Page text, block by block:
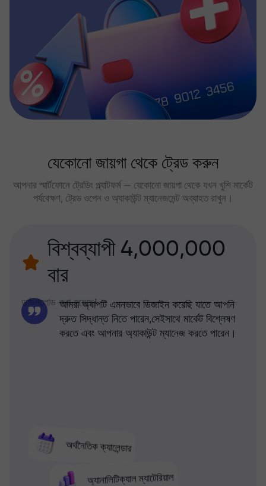
যেকোনো জায়গা থেকে ট্রেড করুন
আপনার স্মার্টফোনে ট্রেডিং প্ল্যাটফর্ম — যেকোনো জায়গা থেকে যখন খুশি মার্কেট
পর্যবেক্ষণ, ট্রেড ওপেন ও অ্যাকাউন্ট ম্যানেজমেন্ট অব্যাহত রাখুন।
বিশ্বব্যাপী 4,000,000
বার
ডাউনলোড করা হয়েছে!
অর্থনৈতিক ক্যালেন্ডার
অ্যানালিটিক্যাল ম্যাটেরিয়াল
আমরা অ্যাপটি এমনভাবে ডিজাইন করেছি যাতে আপনি
দ্রুত সিদ্ধান্ত নিতে পারেন,সেইসাথে মার্কেট বিশ্লেষণ
করতে এবং আপনার অ্যাকাউন্ট ম্যানেজ করতে পারেন।